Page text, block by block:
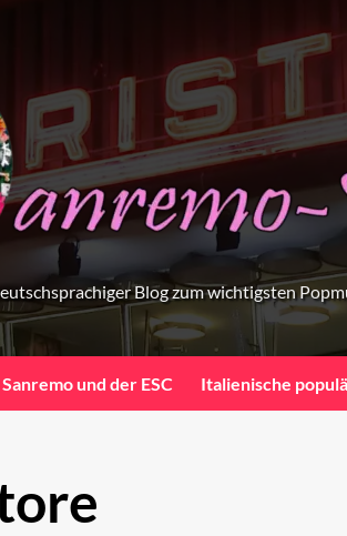
Blog zum wichtigsten
Sanremo und der ESC Italienische